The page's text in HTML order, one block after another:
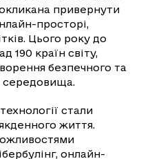
привернути
просторі,
Цього року до
190 країн світу,
безпечного та
середовища.
стали
життя.
онлайн-